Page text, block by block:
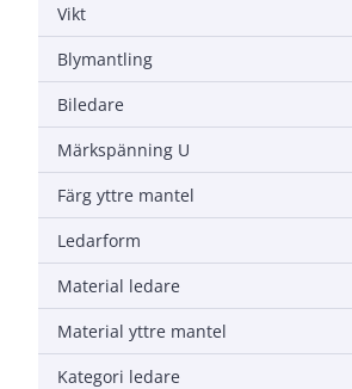
Vikt
Blymantling
Biledare
Märkspänning U
Färg yttre mantel
Ledarform
Material ledare
Material yttre mantel
Kategori ledare